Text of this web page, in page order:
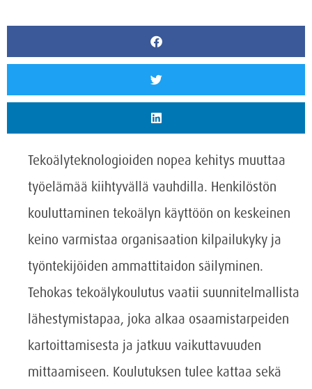
Tekoälyteknologioiden nopea kehitys muuttaa
työelämää kiihtyvällä vauhdilla. Henkilöstön
kouluttaminen tekoälyn käyttöön on keskeinen
keino varmistaa organisaation kilpailukyky ja
työntekijöiden ammattitaidon säilyminen.
Tehokas tekoälykoulutus vaatii suunnitelmallista
lähestymistapaa, joka alkaa osaamistarpeiden
kartoittamisesta ja jatkuu vaikuttavuuden
mittaamiseen. Koulutuksen tulee kattaa sekä